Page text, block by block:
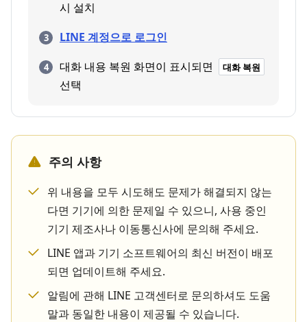
시 설치
LINE 계정으로 로그인
대화 내용 복원 화면이 표시되면
대화 복원
선택
주의 사항
위 내용을 모두 시도해도 문제가 해결되지 않는
다면 기기에 의한 문제일 수 있으니, 사용 중인
기기 제조사나 이동통신사에 문의해 주세요.
LINE 앱과 기기 소프트웨어의 최신 버전이 배포
되면 업데이트해 주세요.
알림에 관해 LINE 고객센터로 문의하셔도 도움
말과 동일한 내용이 제공될 수 있습니다.